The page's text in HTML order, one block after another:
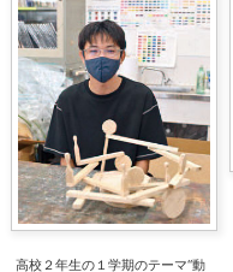
高校２年生の１学期のテーマ“動